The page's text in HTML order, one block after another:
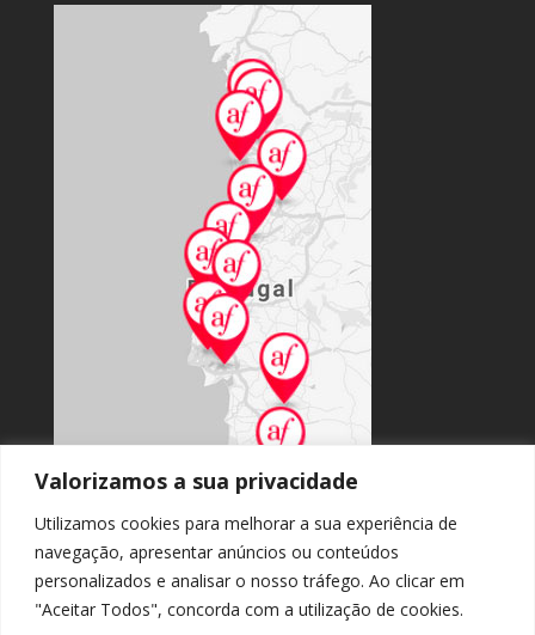
Valorizamos a sua privacidade
Utilizamos cookies para melhorar a sua experiência de
navegação, apresentar anúncios ou conteúdos
personalizados e analisar o nosso tráfego. Ao clicar em
"Aceitar Todos", concorda com a utilização de cookies.
Acesso ao portal nacional